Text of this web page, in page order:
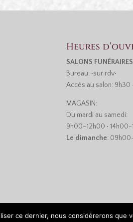
Heures
SALONS
Bureau: •sur rdv•
Accès au salon: 9h30
MAGASIN:
Du mardi au samedi:
9h00–12h00 •
Le dimanche:
ce dernier, nous considérerons que